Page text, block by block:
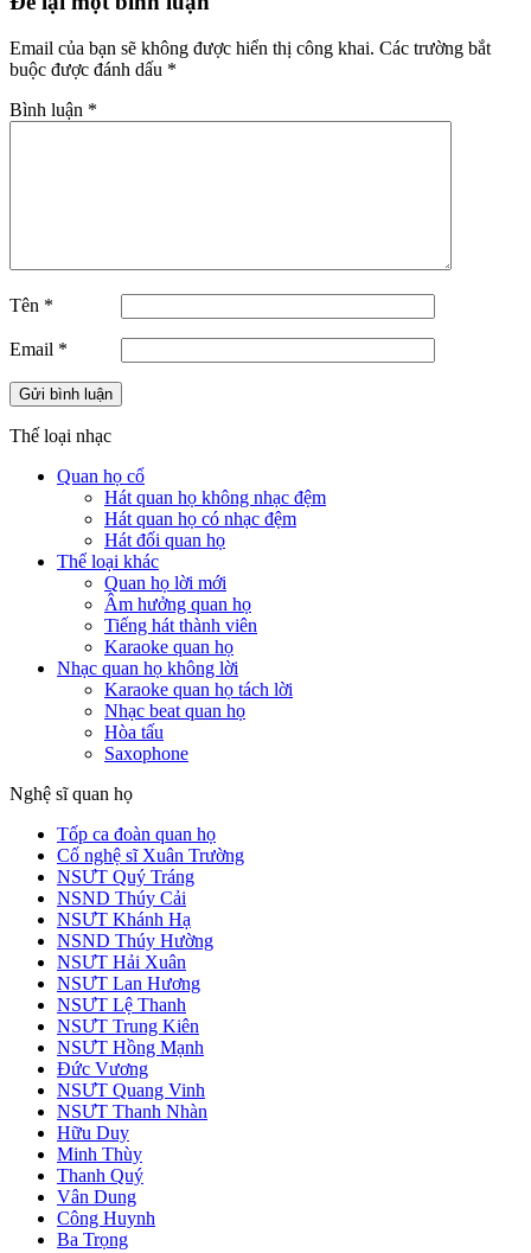
Email của bạn sẽ không được hiển thị công khai. Các trường bắt
buộc được đánh dấu *
Bình luận *
Tên *
Email *
Thế loại nhạc
Quan họ cổ
Hát quan họ không nhạc đệm
Hát quan họ có nhạc đệm
Hát đối quan họ
Thể loại khác
Quan họ lời mới
Âm hưởng quan họ
Tiếng hát thành viên
Karaoke quan họ
Nhạc quan họ không lời
Karaoke quan họ tách lời
Nhạc beat quan họ
Hòa tấu
Saxophone
Nghệ sĩ quan họ
Tốp ca đoàn quan họ
Cố nghệ sĩ Xuân Trường
NSƯT Quý Tráng
NSND Thúy Cải
NSƯT Khánh Hạ
NSND Thúy Hường
NSƯT Hải Xuân
NSƯT Lan Hương
NSƯT Lệ Thanh
NSƯT Trung Kiên
NSƯT Hồng Mạnh
Đức Vương
NSƯT Quang Vinh
NSƯT Thanh Nhàn
Hữu Duy
Minh Thùy
Thanh Quý
Vân Dung
Công Huynh
Ba Trọng